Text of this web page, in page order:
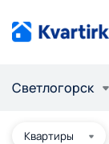
Светлогорск